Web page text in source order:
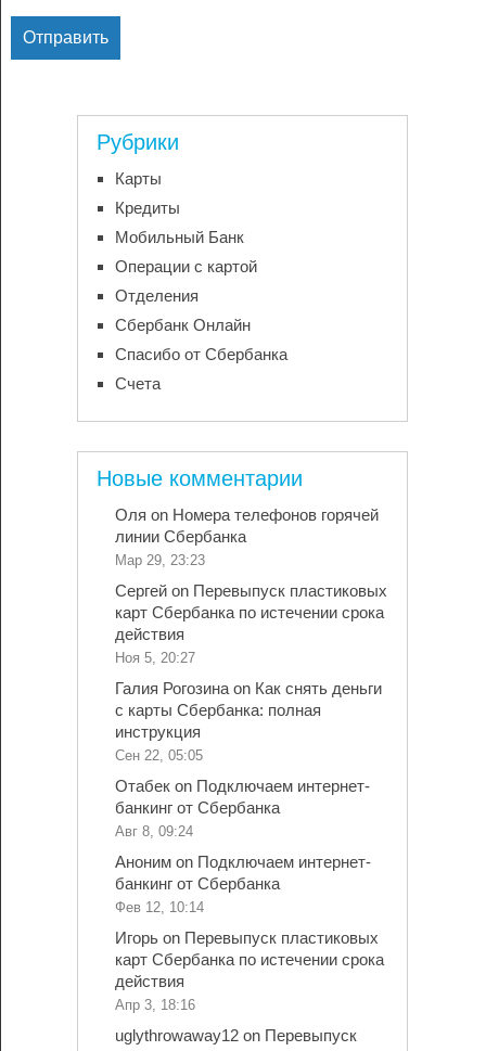
Рубрики
Карты
Кредиты
Мобильный Банк
Операции с картой
Отделения
Сбербанк Онлайн
Спасибо от Сбербанка
Счета
Новые комментарии
Оля on Номера телефонов горячей
линии Сбербанка
Мар 29, 23:23
Сергейon Перевыпуск пластиковых
карт Сбербанка по истечении срока
действия
Ноя 5, 20:27
Галия Рогозинаon Как снять деньги
с карты Сбербанка: полная
инструкция
Сен 22, 05:05
Отабекon Подключаем интернет-
банкинг от Сбербанка
Авг 8, 09:24
Анонимon Подключаем интернет-
банкинг от Сбербанка
Фев 12, 10:14
Игорьon Перевыпуск пластиковых
карт Сбербанка по истечении срока
действия
Апр 3, 18:16
uglythrowaway12on Перевыпуск